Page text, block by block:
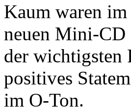
Kaum waren
neuen Mini-CD
der wichtigsten
positives
im O-Ton.